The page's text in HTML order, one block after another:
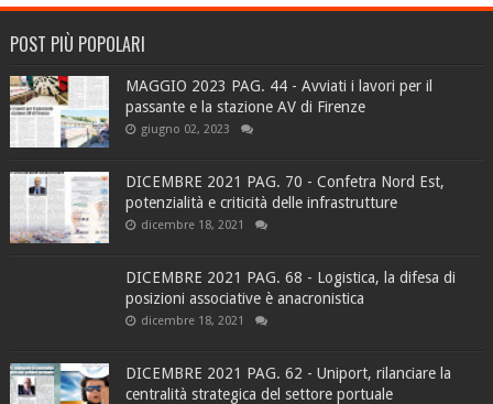
POST PIÙ POPOLARI
MAGGIO 2023 PAG. 44 - Avviati i lavori per il
passante e la stazione AV di Firenze
giugno 02, 2023
DICEMBRE 2021 PAG. 70 - Confetra Nord Est,
potenzialità e criticità delle infrastrutture
dicembre 18, 2021
DICEMBRE 2021 PAG. 68 - Logistica, la difesa di
posizioni associative è anacronistica
dicembre 18, 2021
DICEMBRE 2021 PAG. 62 - Uniport, rilanciare la
centralità strategica del settore portuale